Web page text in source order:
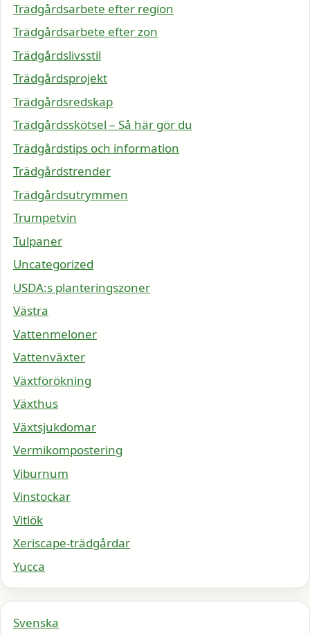
Trädgårdsarbete efter region
Trädgårdsarbete efter zon
Trädgårdslivsstil
Trädgårdsprojekt
Trädgårdsredskap
Trädgårdsskötsel – Så här gör du
Trädgårdstips och information
Trädgårdstrender
Trädgårdsutrymmen
Trumpetvin
Tulpaner
Uncategorized
USDA:s planteringszoner
Västra
Vattenmeloner
Vattenväxter
Växtförökning
Växthus
Växtsjukdomar
Vermikompostering
Viburnum
Vinstockar
Vitlök
Xeriscape-trädgårdar
Yucca
Svenska